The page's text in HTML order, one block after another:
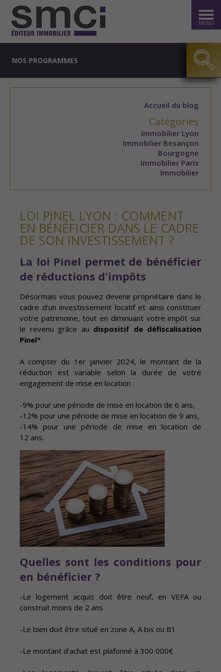
MENU
NOS PROGRAMMES
Accueil du blog
Catégories
Immobilier Lyon
Immobilier Besançon
Bourgogne
Immobilier Paris
Immobilier
LOI PINEL LYON : COMMENT
EN BÉNÉFICIER DANS LE CADRE
DE SON INVESTISSEMENT ?
La loi Pinel permet de bénéficier
de réductions d'impôts
Désormais vous pouvez devenir propriétaire dans le
cadre d’un investissement locatif et ainsi constituer
votre patrimoine, tout en diminuant votre impôt sur
le revenu grâce au dispositif de défiscalisation
Pinel*.
A compter du 1er janvier 2024, le montant de la
réduction est variable selon la durée de votre
engagement de mise en location :
-9% pour une période de mise en location de 6 ans,
-12% pour une période de mise en location de 9 ans,
-14% pour une période de mise en location de
12 ans.
Quelles sont les conditions pour
en bénéficier ?
-Le logement acquis doit être neuf, en VEFA ou
construit moins de 2 ans
-Le bien doit être situé en zone A, A bis ou B1
-Le montant d'achat est plafonné à 300 000€